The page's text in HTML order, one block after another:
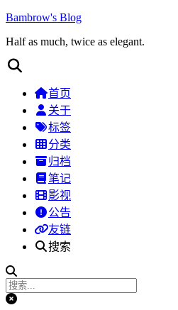
Bambrow's Blog
Half as much, twice as elegant.
首页
关于
标签
分类
归档
笔记
影视
公告
友链
搜索